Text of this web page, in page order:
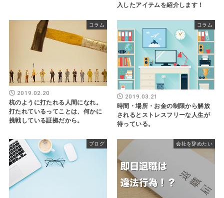
入したアイテムを紹介します！
コラム
2019.02.20
杭のように打たれる人間になれ。
打たれているってことは、何かに
挑戦している証拠だから。
コラム
2019.03.21
時間・場所・お金の制限から解放
されるとストレスフリーな人生が
待っている。
ブログ 会社を辞めたい